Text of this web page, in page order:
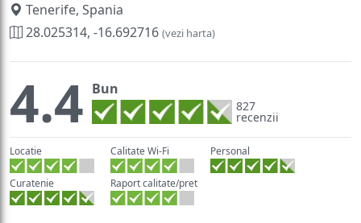
Tenerife, Spania
28.025314, -16.692716 (vezi harta)
4.4 Bun
827
recenzii
Locatie Calitate Wi-Fi Personal
Curatenie Raport calitate/pret